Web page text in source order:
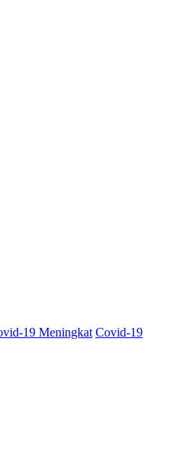
19 Meningkat Covid-19